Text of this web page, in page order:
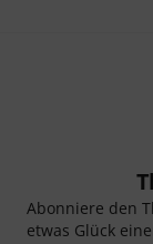
Abonniere den
etwas Glück